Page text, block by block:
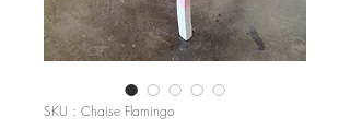
SKU : Chaise Flamingo